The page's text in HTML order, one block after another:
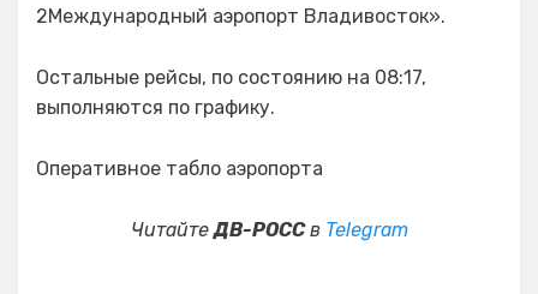
2Международный аэропорт Владивосток».
Остальные рейсы, по состоянию на 08:17,
выполняются по графику.
Оперативное табло аэропорта
ЧитайтеДВ-РОССв Telegram